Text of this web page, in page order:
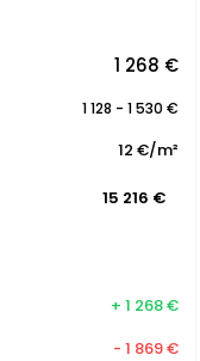
1 268 €
1 128 - 1 530 €
12 €/m²
15 216 €
+ 1 268 €
- 1 869 €